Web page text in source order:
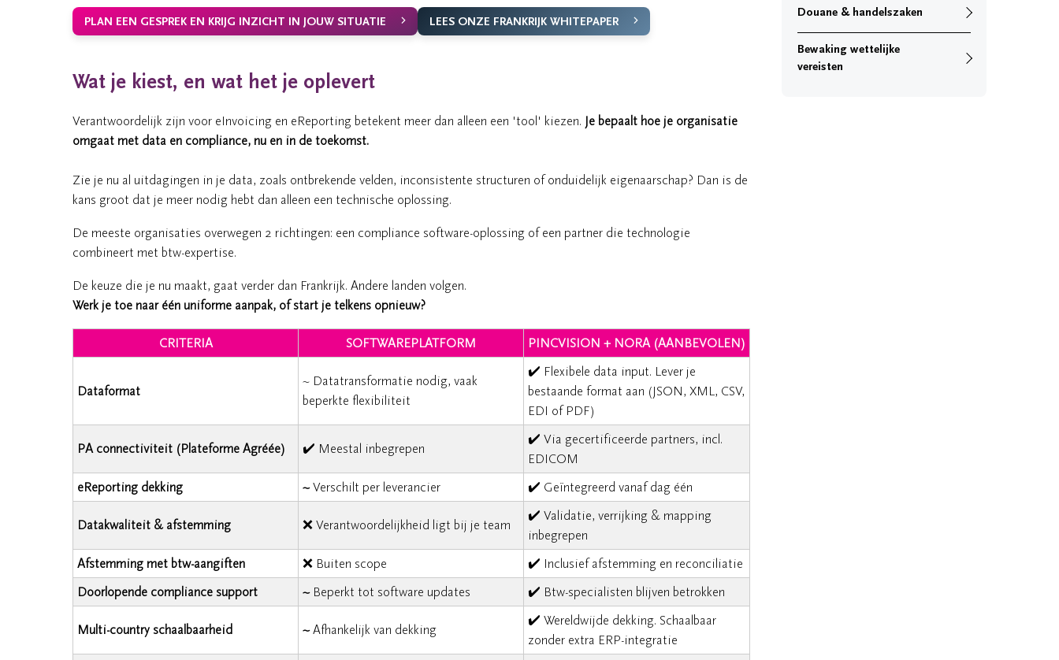
PLAN EEN GESPREK EN KRIJG INZICHT IN JOUW SITUATIE LEES ONZE FRANKRIJK WHITEPAPER
Wat je kiest, en wat het je oplevert
Verantwoordelijk zijn voor eInvoicing en eReporting betekent meer dan alleen een 'tool' kiezen. Je bepaalt hoe je organisatie
omgaat met data en compliance, nu en in de toekomst.
Zie je nu al uitdagingen in je data, zoals ontbrekende velden, inconsistente structuren of onduidelijk eigenaarschap? Dan is de
kans groot dat je meer nodig hebt dan alleen een technische oplossing.
De meeste organisaties overwegen 2 richtingen: een compliance software-oplossing of een partner die technologie
combineert met btw-expertise.
De keuze die je nu maakt, gaat verder dan Frankrijk. Andere landen volgen.
Werk je toe naar één uniforme aanpak, of start je telkens opnieuw?
CRITERIA SOFTWAREPLATFORM PINCVISION + NORA (AANBEVOLEN)
Dataformat
~ Datatransformatie nodig, vaak
beperkte flexibiliteit
✔️ Flexibele data input. Lever je
bestaande format aan (JSON, XML, CSV,
EDI of PDF)
PA connectiviteit (Plateforme Agréée) ✔️ Meestal inbegrepen
✔️ Via gecertificeerde partners, incl.
EDICOM
eReporting dekking
~Verschilt per leverancier ✔️ Geïntegreerd vanaf dag één
Datakwaliteit & afstemming ❌ Verantwoordelijkheid ligt bij je team
✔️ Validatie, verrijking & mapping
inbegrepen
Afstemming met btw-aangiften
❌ Buiten scope
✔️ Inclusief afstemming en reconciliatie
Doorlopende compliance support
~Beperkt tot software updates ✔️ Btw-specialisten blijven betrokken
Multi-country schaalbaarheid ~Afhankelijk van dekking
✔️ Wereldwijde dekking. Schaalbaar
zonder extra ERP-integratie
Douane & handelszaken
Bewaking wettelijke
vereisten